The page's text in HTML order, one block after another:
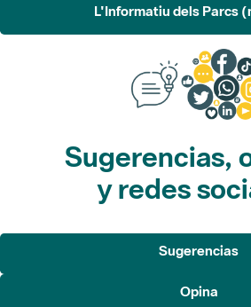
L'Informatiu dels Parcs
Sugerencias,
y redes
Sugerencias
Opina